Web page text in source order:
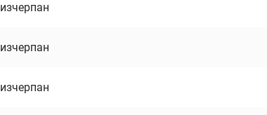
изчерпан
изчерпан
изчерпан